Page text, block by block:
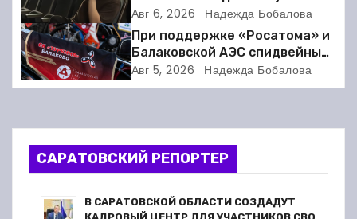
и
я
п
о
новому театральному сезону
Авг 6, 2026 Надежда Бобалова
При поддержке «Росатома» и
Балаковской АЭС спидвейный
клуб «Турбина» обновил
материально-техническую
Авг 5, 2026 Надежда Бобалова
САРАТОВСКИЙ РЕПОРТЕР
В САРАТОВСКОЙ ОБЛАСТИ СОЗДАДУТ